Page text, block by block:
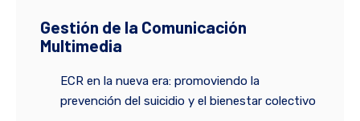
Gestión de la Comunicación
Multimedia
ECR en la nueva era: promoviendo la
prevención del suicidio y el bienestar colectivo